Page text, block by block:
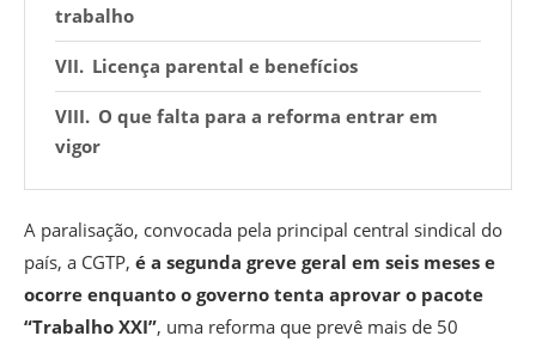
trabalho
Licença parental e benefícios
O que falta para a reforma entrar em
vigor
A paralisação, convocada pela principal central sindical do
país, a CGTP, é a segunda greve geral em seis meses e
ocorre enquanto o governo tenta aprovar o pacote
“Trabalho XXI”, uma reforma que prevê mais de 50